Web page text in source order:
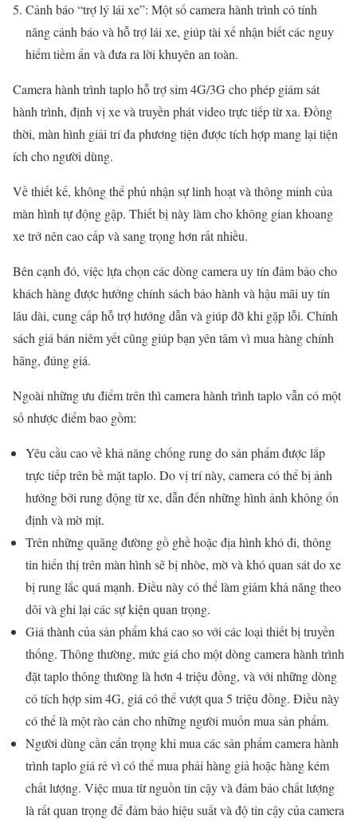
Cảnh báo “trợ lý lái xe”: Một số camera hành trình có tính
năng cảnh báo và hỗ trợ lái xe, giúp tài xế nhận biết các nguy
hiểm tiềm ẩn và đưa ra lời khuyên an toàn.
Camera hành trình taplo hỗ trợ sim 4G/3G cho phép giám sát
hành trình, định vị xe và truyền phát video trực tiếp từ xa. Đồng
thời, màn hình giải trí đa phương tiện được tích hợp mang lại tiện
ích cho người dùng.
Về thiết kế, không thể phủ nhận sự linh hoạt và thông minh của
màn hình tự động gập. Thiết bị này làm cho không gian khoang
xe trở nên cao cấp và sang trọng hơn rất nhiều.
Bên cạnh đó, việc lựa chọn các dòng camera uy tín đảm bảo cho
khách hàng được hưởng chính sách bảo hành và hậu mãi uy tín
lâu dài, cung cấp hỗ trợ hướng dẫn và giúp đỡ khi gặp lỗi. Chính
sách giá bán niêm yết cũng giúp bạn yên tâm vì mua hàng chính
hãng, đúng giá.
Ngoài những ưu điểm trên thì camera hành trình taplo vẫn có một
số nhược điểm bao gồm:
Yêu cầu cao về khả năng chống rung do sản phẩm được lắp
trực tiếp trên bề mặt taplo. Do vị trí này, camera có thể bị ảnh
hưởng bởi rung động từ xe, dẫn đến những hình ảnh không ổn
định và mờ mịt.
Trên những quãng đường gồ ghề hoặc địa hình khó đi, thông
tin hiển thị trên màn hình sẽ bị nhòe, mờ và khó quan sát do xe
bị rung lắc quá mạnh. Điều này có thể làm giảm khả năng theo
dõi và ghi lại các sự kiện quan trọng.
Giá thành của sản phẩm khá cao so với các loại thiết bị truyền
thống. Thông thường, mức giá cho một dòng camera hành trình
đặt taplo thông thường là hơn 4 triệu đồng, và với những dòng
có tích hợp sim 4G, giá có thể vượt qua 5 triệu đồng. Điều này
có thể là một rào cản cho những người muốn mua sản phẩm.
Người dùng cần cẩn trọng khi mua các sản phẩm camera hành
trình taplo giá rẻ vì có thể mua phải hàng giả hoặc hàng kém
chất lượng. Việc mua từ nguồn tin cậy và đảm bảo chất lượng
là rất quan trọng để đảm bảo hiệu suất và độ tin cậy của camera